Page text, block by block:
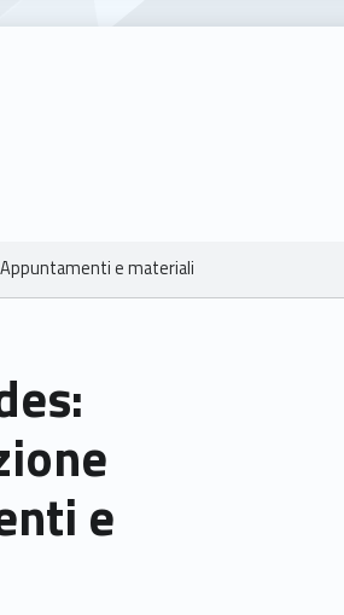
e materiali
e